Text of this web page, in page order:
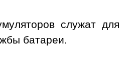
служат для
батареи.